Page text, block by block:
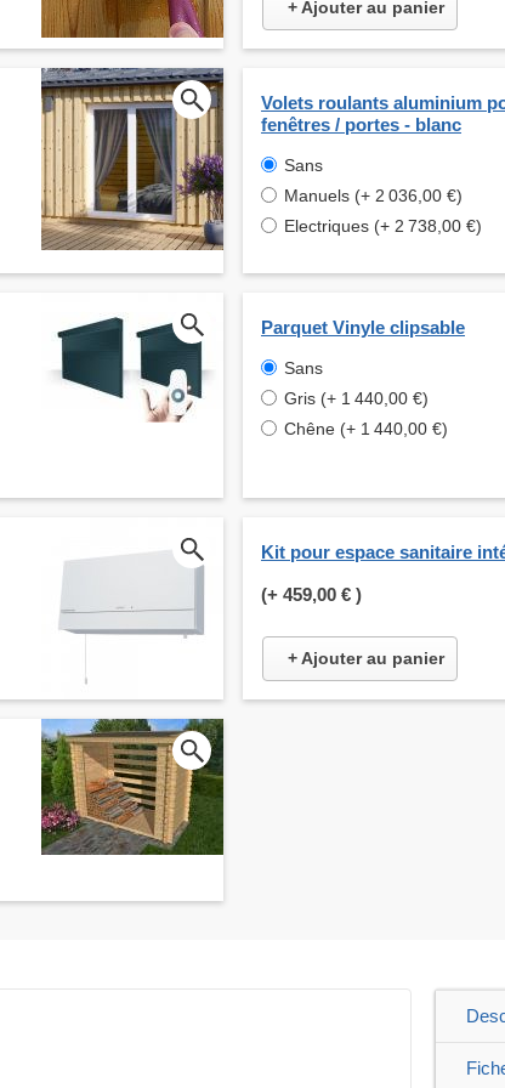
+ Ajouter au panier
Volets roulants aluminium
fenêtres / portes - blanc
Sans
Manuels (+ 2 036,00 €)
Electriques (+ 2 738,00 €)
Parquet Vinyle clipsable
Sans
Gris (+ 1 440,00 €)
Chêne (+ 1 440,00 €)
Kit pour espace sanitaire
(+ 459,00 € )
+ Ajouter au panier